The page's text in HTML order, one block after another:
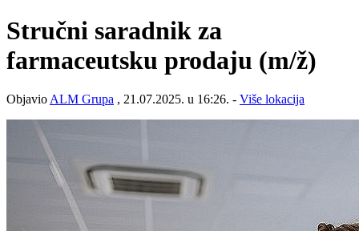
Stručni saradnik za
farmaceutsku prodaju (m/ž)
Objavio ALM Grupa , 21.07.2025. u 16:26. - Više lokacija